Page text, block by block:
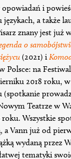
i
a także
znany jest już
o
(2021) i
Polsce: na
2018 roku,
Teatrze w
Wszystkie
a Vann już od
wydaną przez
tematyki